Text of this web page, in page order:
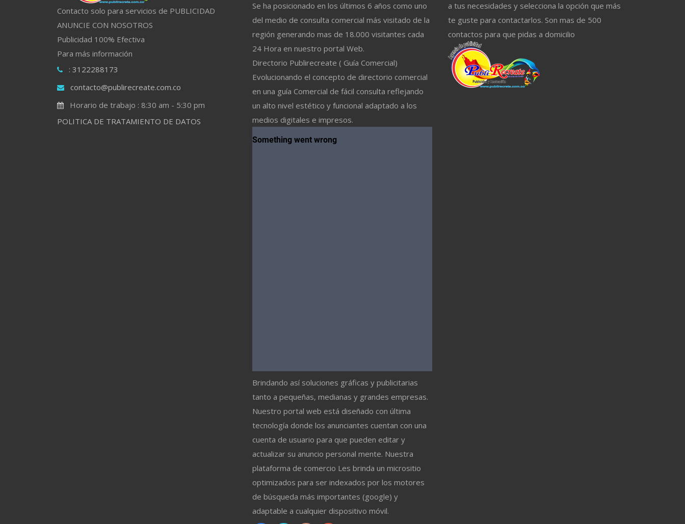
Contacto solo para servicios de PUBLICIDAD
ANUNCIE CON NOSOTROS
Publicidad 100% Efectiva
Para más información
: 3122288173
contacto@publirecreate.com.co
Horario de trabajo : 8:30 am - 5:30 pm
POLITICA DE TRATAMIENTO DE DATOS
Se ha posicionado en los últimos 6 años como uno
del medio de consulta comercial más visitado de la
región generando mas de 18.000 visitantes cada
24 Hora en nuestro portal Web.
Directorio Publirecreate ( Guía Comercial)
Evolucionando el concepto de directorio comercial
en una guía Comercial de fácil consulta reflejando
un alto nivel estético y funcional adaptado a los
medios digitales e impresos.
Brindando así soluciones gráficas y publicitarias
tanto a pequeñas, medianas y grandes empresas.
Nuestro portal web está diseñado con última
tecnología donde los anunciantes cuentan con una
cuenta de usuario para que pueden editar y
actualizar su anuncio personal mente. Nuestra
plataforma de comercio Les brinda un micrositio
optimizados para ser indexados por los motores
de búsqueda más importantes (google) y
adaptable a cualquier dispositivo móvil.
a tus necesidades y selecciona la opción que más
te guste para contactarlos. Son mas de 500
contactos para que pidas a domicilio